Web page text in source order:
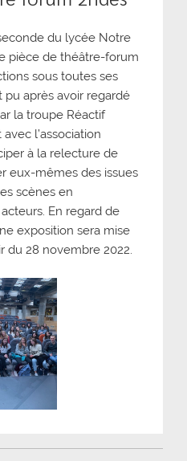
du lycée Notre
pièce de théâtre-forum
sous toutes ses
après avoir regardé
la troupe Réactif
l’association
à la relecture de
eux-mêmes des issues
scènes en
En regard de
exposition sera mise
du 28 novembre 2022.